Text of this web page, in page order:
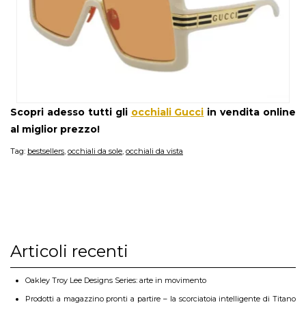
Scopri adesso tutti gli occhiali Gucci in vendita online
al miglior prezzo!
Tag: bestsellers occhiali da sole occhiali da vista
Articoli recenti
Oakley Troy Lee Designs Series: arte in movimento
Prodotti a magazzino pronti a partire – la scorciatoia intelligente di Titano